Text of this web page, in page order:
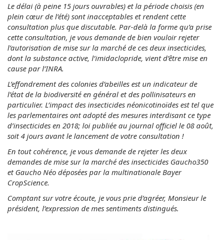
Le délai (à peine 15 jours ouvrables) et la période choisis (en
plein cœur de l’été) sont inacceptables et rendent cette
consultation plus que discutable. Par-delà la forme qu’a prise
cette consultation, je vous demande de bien vouloir rejeter
l’autorisation de mise sur la marché de ces deux insecticides,
dont la substance active, l’imidaclopride, vient d’être mise en
cause par l’INRA.
L’effondrement des colonies d’abeilles est un indicateur de
l’état de la biodiversité en général et des pollinisateurs en
particulier. L’impact des insecticides néonicotinoïdes est tel que
les parlementaires ont adopté des mesures interdisant ce type
d’insecticides en 2018; loi publiée au journal officiel le 08 août,
soit 4 jours avant le lancement de votre consultation !
En tout cohérence, je vous demande de rejeter les deux
demandes de mise sur la marché des insecticides Gaucho350
et Gaucho Néo déposées par la multinationale Bayer
CropScience.
Comptant sur votre écoute, je vous prie d’agréer, Monsieur le
président, l’expression de mes sentiments distingués.